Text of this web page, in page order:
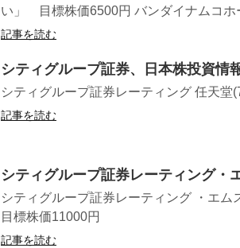
い」 目標株価6500円 バンダイナムコホ
記事を読む
シティグループ証券、日本株投資情
シティグループ証券レーティング 任天
記事を読む
シティグループ証券レーティング・
シティグループ証券レーティング ・エ
目標株価11000円
記事を読む